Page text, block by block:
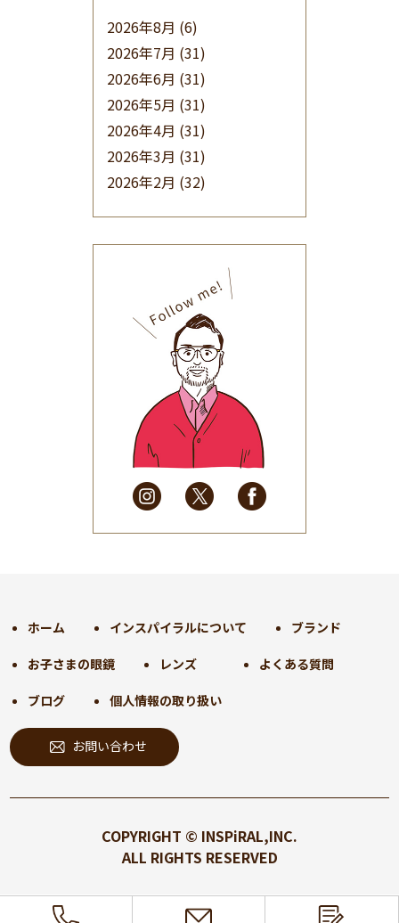
2026年8月 (6)
2026年7月 (31)
2026年6月 (31)
2026年5月 (31)
2026年4月 (31)
2026年3月 (31)
2026年2月 (32)
(32)
2025年9月(30)
2025年8月(31)
2025年7月(37)
2025年6月(48)
2025年5月
(41)
2025年4月
(32)
2025年3月(31)
2025年2月
(28)
2025年1月
(34)
2024年9月(30)
2024年7月(31)
2024年6月(30)
2024年5月
2024年4月 (32)
2024年2月(31)
2024年1月(45)
2023年12月(31)
(31)
ホーム インスパイラルについて ブランド
お子さまの眼鏡 レンズ よくある質問
ブログ 個人情報の取り扱い
お問い合わせ
COPYRIGHT © INSPiRAL,INC.
ALL RIGHTS RESERVED